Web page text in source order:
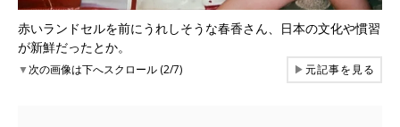
赤いランドセルを前にうれしそうな春香さん、日本の文化や慣習
が新鮮だったとか。
▼次の画像は下へスクロール (2/7) ▶元記事を見る